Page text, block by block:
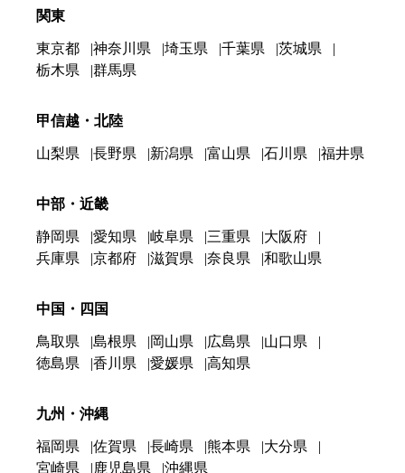
関東
東京都 神奈川県 埼玉県 千葉県
茨城県
栃木県
群馬県
甲信越・北陸
山梨県 長野県 新潟県 富山県 石川県 福井県
中部・近畿
静岡県 愛知県 岐阜県 三重県
大阪府
兵庫県
京都府 滋賀県 奈良県 和歌山県
中国・四国
鳥取県 島根県 岡山県 広島県
山口県
徳島県
香川県 愛媛県 高知県
九州・沖縄
福岡県 佐賀県 長崎県 熊本県
大分県
宮崎県
鹿児島県 沖縄県